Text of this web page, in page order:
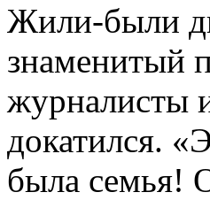
Жили-были
знаменитый
журналисты
докатился.
была семья!